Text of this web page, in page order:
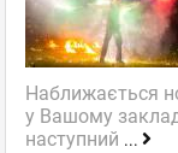
Наближається
у Вашому
наступний ...